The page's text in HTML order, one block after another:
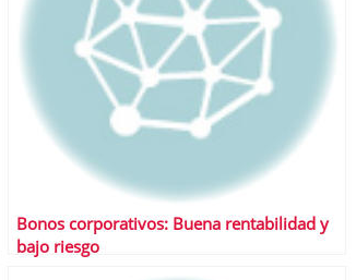
Bonos corporativos: Buena rentabilidad y
bajo riesgo